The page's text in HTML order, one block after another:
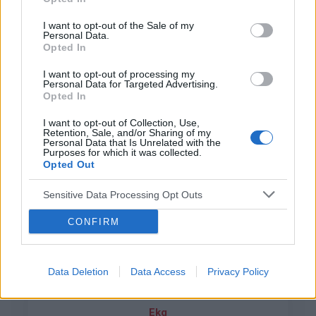
I want to opt-out of the Sale of my
Personal Data.
Opted In
I want to opt-out of processing my
Personal Data for Targeted Advertising.
Opted In
I want to opt-out of Collection, Use,
Retention, Sale, and/or Sharing of my
Personal Data that Is Unrelated with the
Purposes for which it was collected.
Opted Out
Sensitive Data Processing Opt Outs
CONFIRM
Data Deletion Data Access Privacy Policy
zapisał mi propanol. Mam go brać tylko wtedy
jak jest atak. Byłem też u psychiatry z powodu
depresji i lęku (który najprawdopodobniej jest
odpowiedzialny za techykardię) i przepisał mi
Wenlafaksyne (Oriven). Jednak po tym leku jest
jeszcze gorzej. Tetno praktycznie caly czas w
okolicy 100-130. Nie wiem co mam juz robic czy
isc znowu do kardiologa ( miałem robione usg i
ekg, wszystko ok) czy może do psychiatry?
Dopiero zaczelem leczenie od kilku dni ..
Forum:Profilaktyka
EKG i QT
Witam, od jakiegoś czasu jestem na
escitalopramie actavis 10mg i od 2 dni
przesyłam sprawiło wiele problemów bo ciężko
odczytać odstęp QT a kardiolog go nie podał. Z
obawy przed zbyt dużym wydłużeniem pytam sie
państwa o pomoc w określeniu zakończenia fali
Forum:Profilaktyka
gość
Ekg